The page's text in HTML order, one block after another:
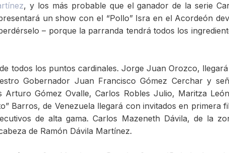
, y los más probable que el ganador de la serie
un show con el “Pollo” Isra en el Acordeón
– porque la parranda tendrá todos los
todos los puntos cardinales. Jorge Juan Orozco,
Gobernador Juan Francisco Gómez Cerchar y
Arturo Gómez Ovalle, Carlos Robles Julio, Maritza
Barros, de Venezuela llegará con invitados en primera
de alta gama. Carlos Mazeneth Dávila, de la
de Ramón Dávila Martínez.